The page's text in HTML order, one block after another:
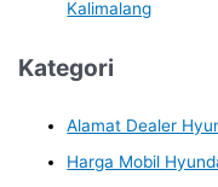
Kalimalang
Kategori
Alamat Dealer
Harga Mobil